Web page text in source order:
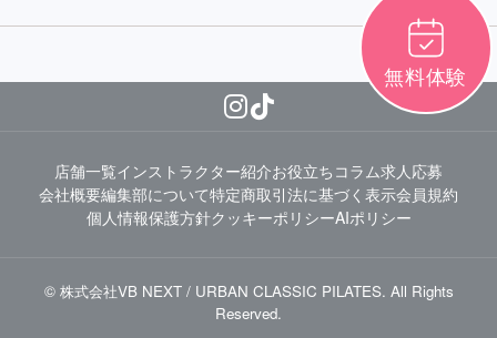
店舗一覧インストラクター紹介お役立ちコラム求人応募
会社概要編集部について特定商取引法に基づく表示会員規約
個人情報保護方針クッキーポリシーAIポリシー
© 株式会社VB NEXT / URBAN CLASSIC PILATES. All Rights
Reserved.
無料体験